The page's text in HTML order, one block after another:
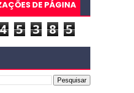
DE PÁGINA
4 5 3 8 5